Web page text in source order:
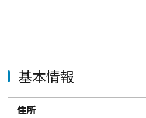
基本情報
住所